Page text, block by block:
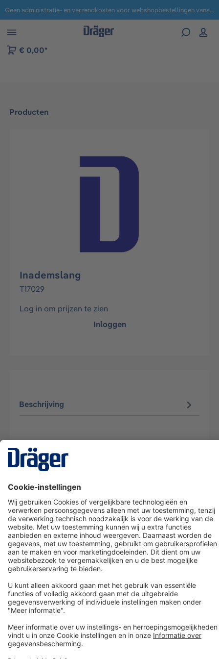
naar navigatie B2B-platform Geen administratie- en verzendkosten voor webshopbestellingen vanaf € 100,-.
€ 0,00*
Producten
Afbeeldingengalerij overslaan
Inademslang
T17029
Log in om prijzen te zien
Inloggen
Beschrijving
Dräger klantenservice
Over Dräger
Bestellen in onze webshop
Community